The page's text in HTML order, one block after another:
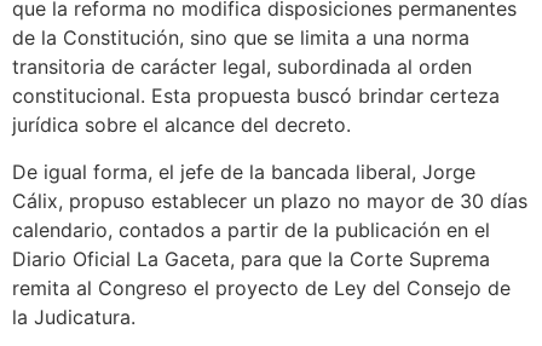
que la reforma no modifica disposiciones permanentes
de la Constitución, sino que se limita a una norma
transitoria de carácter legal, subordinada al orden
constitucional. Esta propuesta buscó brindar certeza
jurídica sobre el alcance del decreto.
De igual forma, el jefe de la bancada liberal, Jorge
Cálix, propuso establecer un plazo no mayor de 30 días
calendario, contados a partir de la publicación en el
Diario Oficial La Gaceta, para que la Corte Suprema
remita al Congreso el proyecto de Ley del Consejo de
la Judicatura.